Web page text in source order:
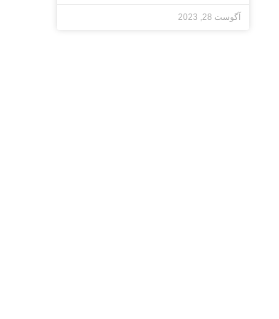
آگوست 28, 2023